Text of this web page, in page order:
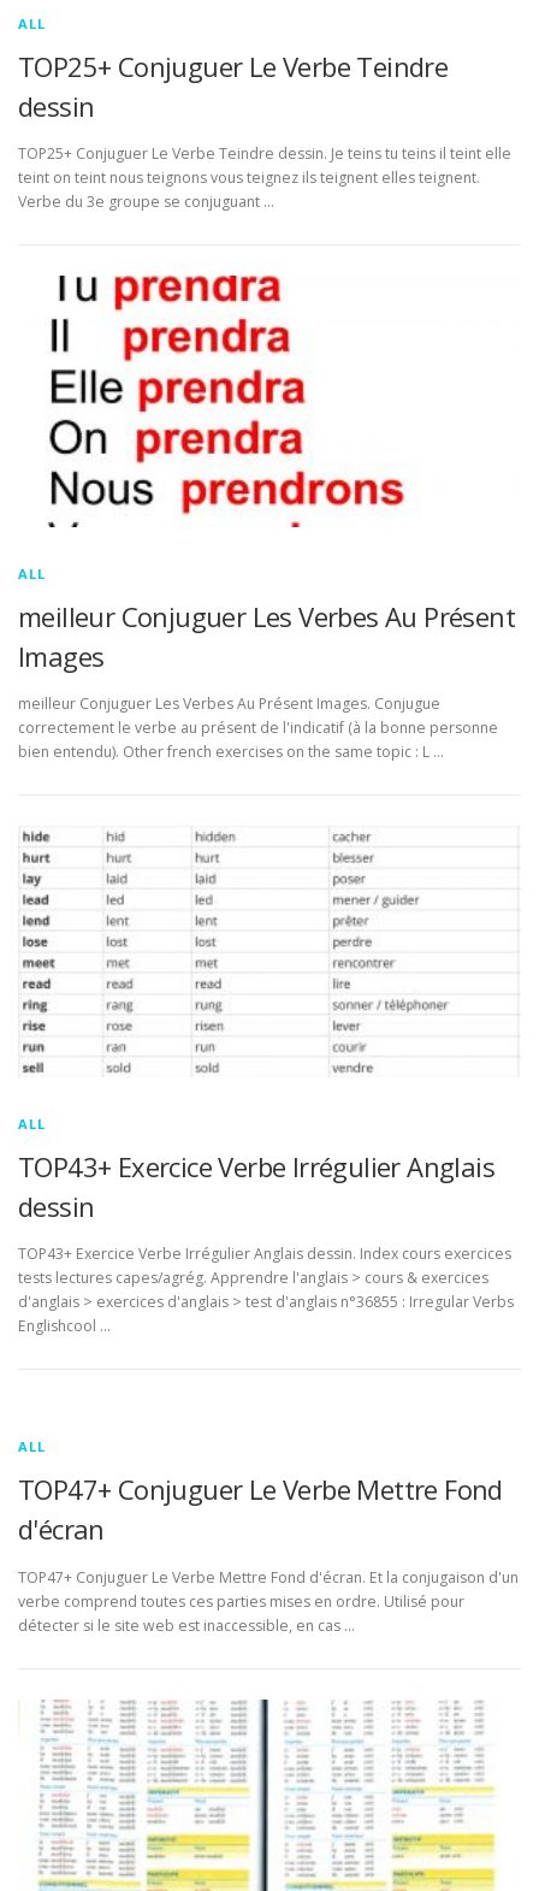
ALL
TOP25+ Conjuguer Le Verbe Teindre
dessin
TOP25+ Conjuguer Le Verbe Teindre dessin. Je teins tu teins il teint elle
teint on teint nous teignons vous teignez ils teignent elles teignent.
Verbe du 3e groupe se conjuguant …
ALL
meilleur Conjuguer Les Verbes Au Présent
Images
meilleur Conjuguer Les Verbes Au Présent Images. Conjugue
correctement le verbe au présent de l'indicatif (à la bonne personne
bien entendu). Other french exercises on the same topic : L …
ALL
TOP43+ Exercice Verbe Irrégulier Anglais
dessin
TOP43+ Exercice Verbe Irrégulier Anglais dessin. Index cours exercices
tests lectures capes/agrég. Apprendre l'anglais > cours & exercices
d'anglais > exercices d'anglais > test d'anglais n°36855 : Irregular Verbs
Englishcool …
ALL
TOP47+ Conjuguer Le Verbe Mettre Fond
d'écran
TOP47+ Conjuguer Le Verbe Mettre Fond d'écran. Et la conjugaison d'un
verbe comprend toutes ces parties mises en ordre. Utilisé pour
détecter si le site web est inaccessible, en cas …